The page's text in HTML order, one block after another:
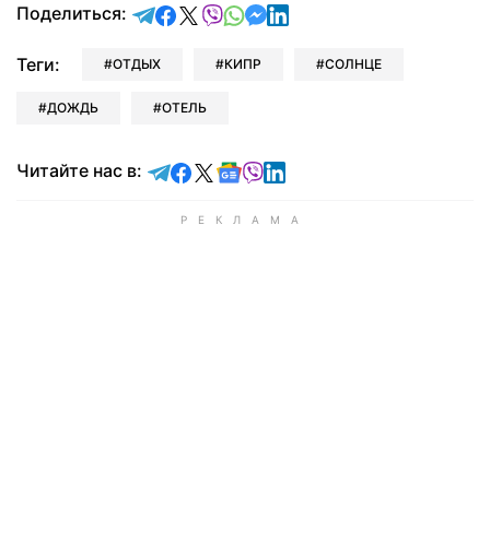
Поделиться: отправить в Telegram
поделиться в Facebook
поделиться в X
отправить в Viber
отправить в Whatsapp
отправить в Messenger
отправить в LinkedIn
Теги: ОТДЫХ КИПР СОЛНЦЕ
ДОЖДЬ ОТЕЛЬ
Читайте нас в: Читайте в Telegram
Читайте в Facebook
Читайте в X
Читайте в Google news
Читайте в Viber
Читайте в LinkedIn